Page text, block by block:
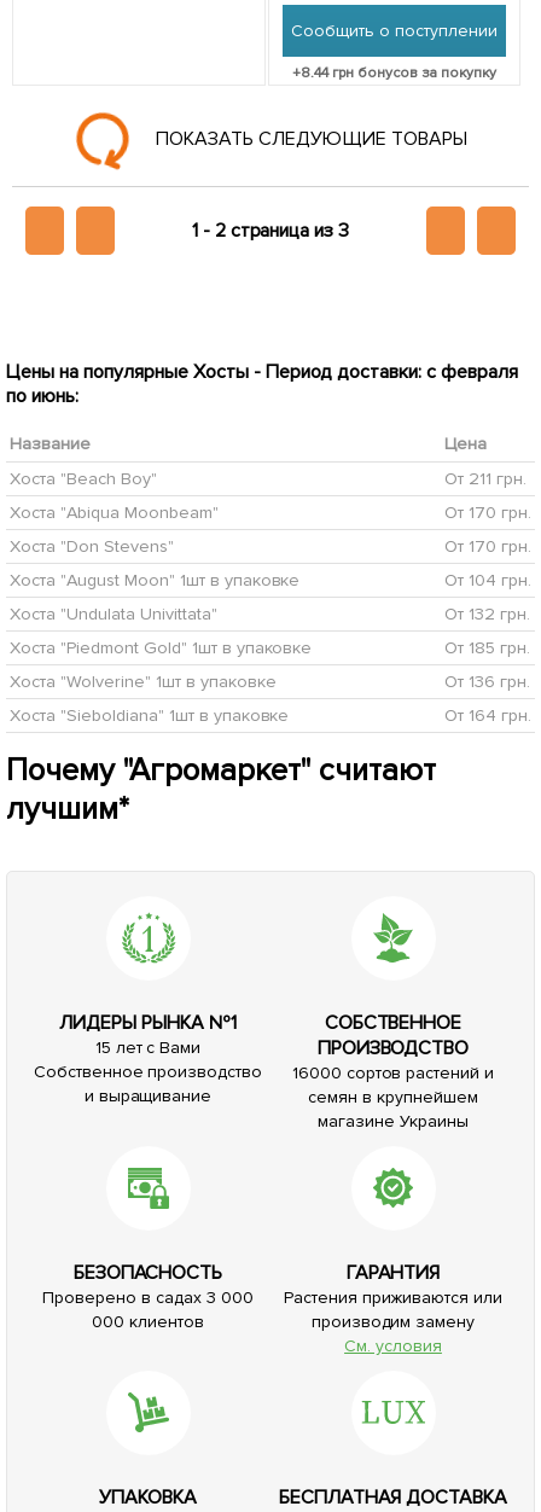
Сообщить о поступлении
+8.44грн бонусов за покупку
Нет в наличии 176290
Хоста "Abiqua Moonbeam" 1
170
Нет в наличии 176292
упаковке
Сообщить о поступлении
Хоста "Blue Ivory" 1 шт в
упаковке
284грн
Сообщить о поступлении
грн бонусов за покупку
Хоста "Broad Street" 1 шт в
Сообщить о поступлении
грн бонусов за покупку
Нет в наличии 176305
Хоста "Delta Dawn"
Сообщить о поступлении
Нет в наличии 176306
Хоста "Don Stevens" 1 шт в
упаковке
Сообщить о поступлении